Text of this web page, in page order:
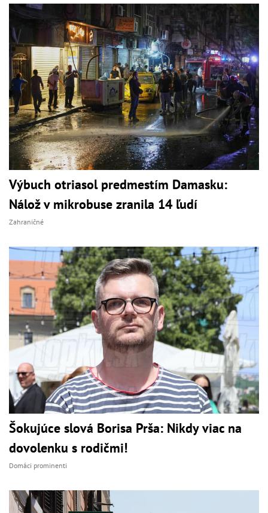
Výbuch otriasol predmestím Damasku:
Nálož v mikrobuse zranila 14 ľudí
Zahraničné
Šokujúce slová Borisa Prša: Nikdy viac na
dovolenku s rodičmi!
Domáci prominenti